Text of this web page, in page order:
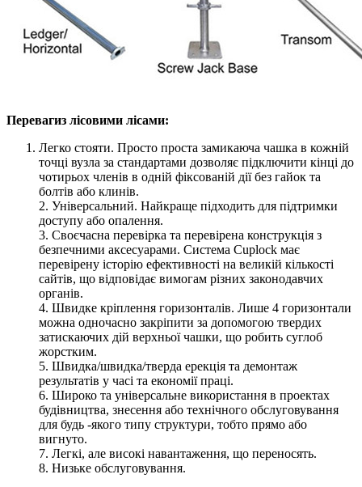
Перевагиз лісовими лісами:
Легко стояти. Просто проста замикаюча чашка в кожній
точці вузла за стандартами дозволяє підключити кінці до
чотирьох членів в одній фіксованій дії без гайок та
болтів або клинів.
2. Універсальний. Найкраще підходить для підтримки
доступу або опалення.
3. Своєчасна перевірка та перевірена конструкція з
безпечними аксесуарами. Система Cuplock має
перевірену історію ефективності на великій кількості
сайтів, що відповідає вимогам різних законодавчих
органів.
4. Швидке кріплення горизонталів. Лише 4 горизонтали
можна одночасно закріпити за допомогою твердих
затискаючих дій верхньої чашки, що робить суглоб
жорстким.
5. Швидка/швидка/тверда ерекція та демонтаж
результатів у часі та економії праці.
6. Широко та універсальне використання в проектах
будівництва, знесення або технічного обслуговування
для будь -якого типу структури, тобто прямо або
вигнуто.
7. Легкі, але високі навантаження, що переносять.
8. Низьке обслуговування.